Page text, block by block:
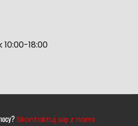
18:00
Skontaktuj się z nami